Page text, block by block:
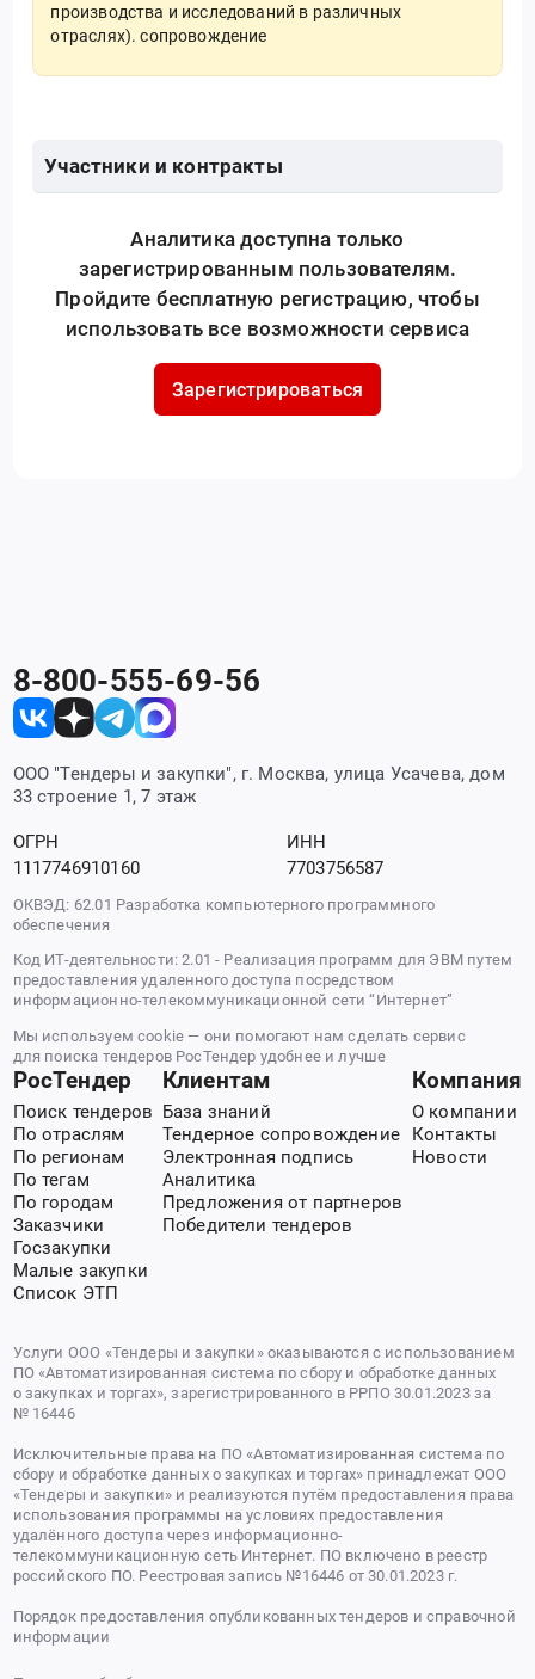
производства и исследований в различных
отраслях). сопровождение
Участники и контракты
Аналитика доступна только
зарегистрированным пользователям.
Пройдите бесплатную регистрацию, чтобы
использовать все возможности сервиса
Зарегистрироваться
8-800-555-69-56
ООО "Тендеры и закупки", г. Москва, улица Усачева, дом
33 строение 1, 7 этаж
ОГРН
1117746910160
ИНН
7703756587
ОКВЭД: 62.01 Разработка компьютерного программного
обеспечения
Код ИТ-деятельности: 2.01 - Реализация программ для ЭВМ путем
предоставления удаленного доступа посредством
информационно-телекоммуникационной сети “Интернет”
Мы используем cookie — они помогают нам сделать сервис
для поиска тендеров РосТендер удобнее и лучше
РосТендер
Поиск тендеров
По отраслям
По регионам
По тегам
По городам
Заказчики
Госзакупки
Малые закупки
Список ЭТП
Клиентам
База знаний
Тендерное сопровождение
Электронная подпись
Аналитика
Предложения от партнеров
Победители тендеров
Компания
О компании
Контакты
Новости
Услуги ООО «Тендеры и закупки» оказываются с использованием
ПО «Автоматизированная система по сбору и обработке данных
о закупках и торгах», зарегистрированного в РРПО 30.01.2023 за
№ 16446
Исключительные права на ПО «Автоматизированная система по
сбору и обработке данных о закупках и торгах» принадлежат ООО
«Тендеры и закупки» и реализуются путём предоставления права
использования программы на условиях предоставления
удалённого доступа через информационно-
телекоммуникационную сеть Интернет. ПО включено в реестр
российского ПО. Реестровая запись №16446 от 30.01.2023 г.
Порядок предоставления опубликованных тендеров и справочной
информации